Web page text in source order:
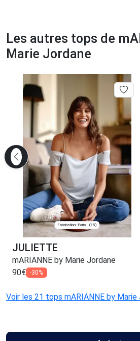
Les autres tops de
Marie Jordane
Fabrication: Paris (75)
JULIETTE
mARIANNE by Marie Jordane
90€ -30%
Voir les 21 tops mARIANNE by Marie